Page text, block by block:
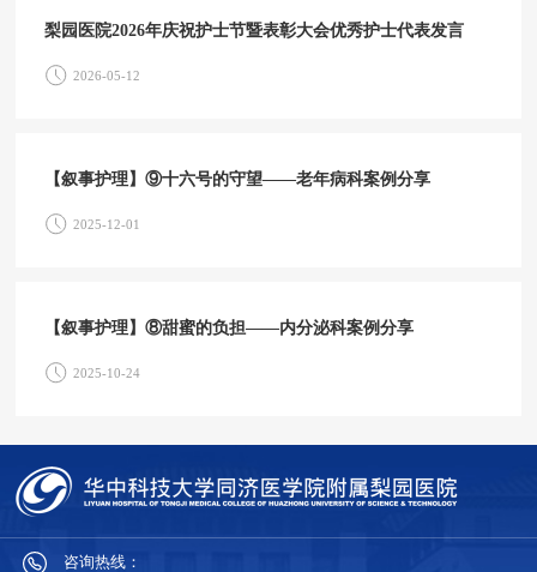
梨园医院2026年庆祝护士节暨表彰大会优秀护士代表发言
2026-05-12
【叙事护理】⑨十六号的守望——老年病科案例分享
2025-12-01
【叙事护理】⑧甜蜜的负担——内分泌科案例分享
2025-10-24
咨询热线：